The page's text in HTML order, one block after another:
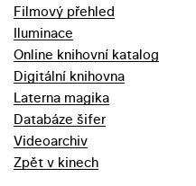
Filmový přehled
Iluminace
Online knihovní katalog
Digitální knihovna
Laterna magika
Databáze šifer
Videoarchiv
Zpět v kinech